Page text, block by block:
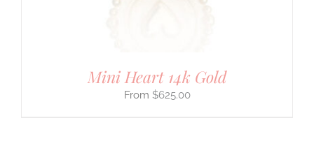
Mini Heart 14k Gold
$625.00